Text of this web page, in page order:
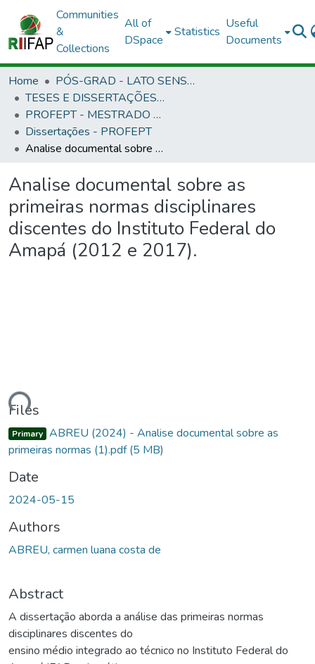
Communities
&
Collections
All of
DSpace
Statistics
Useful
Documents
Home
PÓS-GRAD - LATO SENSU E STRICTO SENSU
TESES E DISSERTAÇÕES DEFENDIDAS NO IFAP
PROFEPT - MESTRADO PROFISSIONAL EM EDUCAÇÃO PROFISSIONAL E TECNOLÓGICA
Dissertações - PROFEPT
Analise documental sobre as primeiras normas disciplinares discentes do Instituto Federal do Amapá (2012 e 2017).
Analise documental sobre as
primeiras normas disciplinares
discentes do Instituto Federal do
Amapá (2012 e 2017).
Files
Primary ABREU (2024) - Analise documental sobre as
primeiras normas (1).pdf(5 MB)
Date
2024-05-15
Authors
ABREU, carmen luana costa de
Abstract
A dissertação aborda a análise das primeiras normas
disciplinares discentes do
ensino médio integrado ao técnico no Instituto Federal do